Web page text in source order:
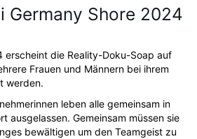
Germany Shore 2024
erscheint die Reality-Doku-Soap auf
Frauen und Männern bei ihrem
werden.
leben alle gemeinsam in
ausgelassen. Gemeinsam müssen sie
bewältigen um den Teamgeist zu